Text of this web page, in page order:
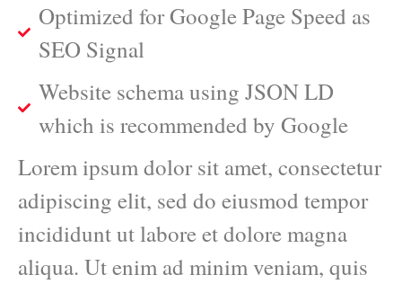
Optimized for Google Page Speed as
SEO Signal
Website schema using JSON LD
which is recommended by Google
Lorem ipsum dolor sit amet, consectetur
adipiscing elit, sed do eiusmod tempor
incididunt ut labore et dolore magna
aliqua. Ut enim ad minim veniam, quis